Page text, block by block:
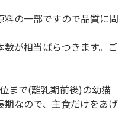
の一部ですので品質に問
が相当ばらつきます。ご
まで(離乳期前後)の幼猫
なので、主食だけをあげ